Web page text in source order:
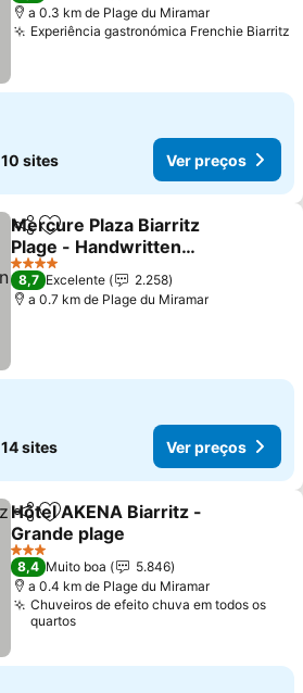
a 0.3 km de Plage du Miramar
Experiência gastronómica Frenchie Biarritz
10 sites Ver preços
PartilharAdicionar aos favoritos
Mercure Plaza Biarritz
Plage - Handwritten
Collection
4 Estrelas
8,7 Excelente
2.258
a 0.7 km de Plage du Miramar
14 sites Ver preços
PartilharAdicionar aos favoritos
Hôtel AKENA Biarritz -
Grande plage
3 Estrelas
8,4 Muito boa
5.846
a 0.4 km de Plage du Miramar
Chuveiros de efeito chuva em todos os
quartos